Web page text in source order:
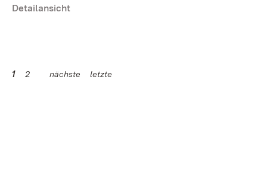
Detailansicht
1 2 nächste letzte